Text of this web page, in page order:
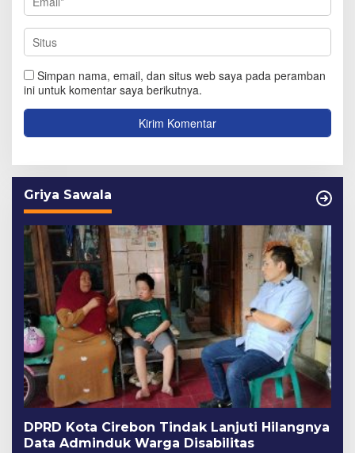
Simpan nama, email, dan situs web saya pada peramban
ini untuk komentar saya berikutnya.
Griya Sawala
DPRD Kota Cirebon Tindak Lanjuti Hilangnya
Data Adminduk Warga Disabilitas